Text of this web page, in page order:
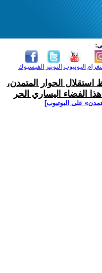
الفيسبوك التويتر اليوتيوب
استقلال الحوار المتمدن،
الفضاء اليساري الحر
على اليوتيوب]